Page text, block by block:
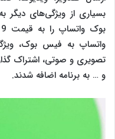
واتساپ به فیس بوک،
تصویری و صوتی، اشتراک
و … به برنامه اضافه شدند.